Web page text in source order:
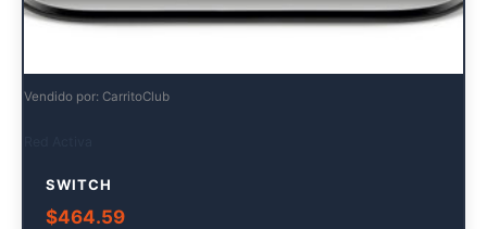
Vendido por: CarritoClub
SWITCH
$464.59